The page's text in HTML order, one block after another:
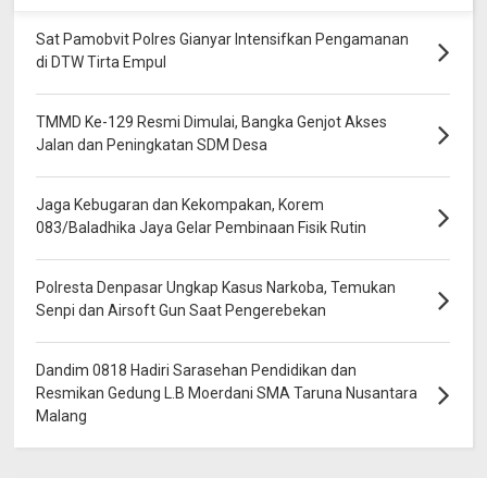
Sat Pamobvit Polres Gianyar Intensifkan Pengamanan
di DTW Tirta Empul
TMMD Ke-129 Resmi Dimulai, Bangka Genjot Akses
Jalan dan Peningkatan SDM Desa
Jaga Kebugaran dan Kekompakan, Korem
083/Baladhika Jaya Gelar Pembinaan Fisik Rutin
Polresta Denpasar Ungkap Kasus Narkoba, Temukan
Senpi dan Airsoft Gun Saat Pengerebekan
Dandim 0818 Hadiri Sarasehan Pendidikan dan
Resmikan Gedung L.B Moerdani SMA Taruna Nusantara
Malang